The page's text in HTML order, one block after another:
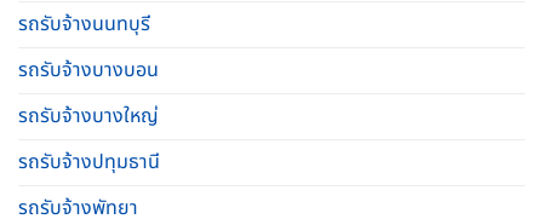
รถรับจ้างนนทบุรี
รถรับจ้างบางบอน
รถรับจ้างบางใหญ่
รถรับจ้างปทุมธานี
รถรับจ้างพัทยา